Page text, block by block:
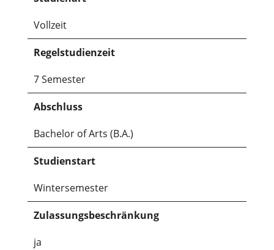
Vollzeit
Regelstudienzeit
7 Semester
Abschluss
Bachelor of Arts (B.A.)
Studienstart
Wintersemester
Zulassungsbeschränkung
ja